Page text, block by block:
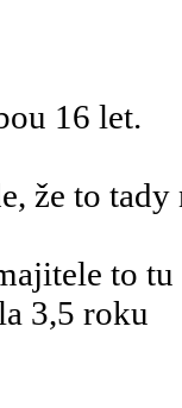
16 let.
že to tady
to
3,5 roku